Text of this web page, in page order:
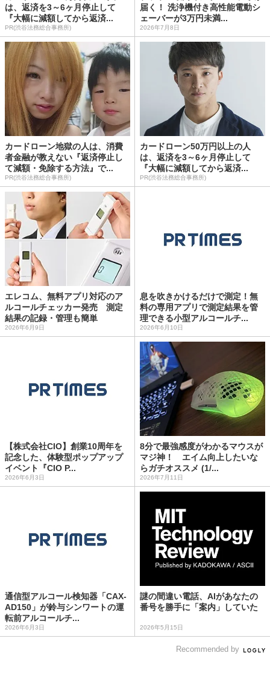
は、返済を3～6ヶ月停止して
『大幅に減額してから返済...
PR(渋谷法務総合事務所)
届く！ 洗浄機付き高性能電動シ
ェーバーが3万円未満...
2026年7月8日
カードローン地獄の人は、消費
者金融が教えない『返済停止し
て減額・免除する方法』で...
PR(渋谷法務総合事務所)
カードローン50万円以上の人
は、返済を3～6ヶ月停止して
『大幅に減額してから返済...
PR(渋谷法務総合事務所)
エレコム、無料アプリ対応のア
ルコールチェッカー発売 測定
結果の記録・管理も簡単
2026年6月9日
息を吹きかけるだけで測定！無
料の専用アプリで測定結果を管
理できる小型アルコールチ...
2026年6月10日
【株式会社CIO】創業10周年を
記念した、体験型ポップアップ
イベント『CIO P...
2026年6月3日
8分で最強感度がわかるマウスが
マジ神！ エイム向上したいな
らガチオススメ (1/...
2026年7月11日
通信型アルコール検知器「CAX-
AD150」が鈴与シンワートの運
転前アルコールチ...
2026年6月3日
謎の間違い電話、AIがあなたの
番号を勝手に「案内」していた
2026年5月15日
Recommended by